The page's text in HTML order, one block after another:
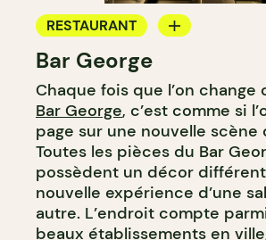
RESTAURANT
BAR
BAR À COCKTAIL
Bar George
Chaque fois que l’on change
Bar George, c’est comme si
page sur une nouvelle scène
Toutes les pièces du Bar
possèdent un décor
nouvelle expérience d’une
autre. L’endroit compte
beaux établissements en